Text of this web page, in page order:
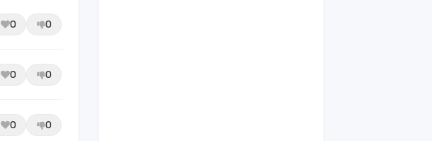
0 0
0 0
0 0